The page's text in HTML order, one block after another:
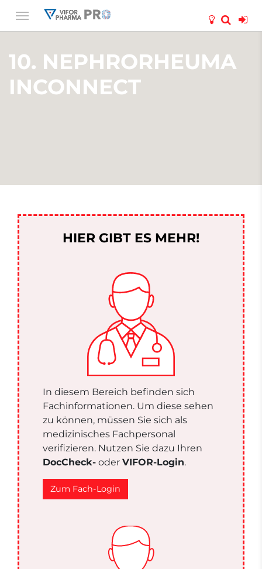
10. NEPHRORHEUMA
INCONNECT
HIER GIBT ES MEHR!
In diesem Bereich befinden sich
Fachinformationen. Um diese sehen
zu können, müssen Sie sich als
medizinisches Fachpersonal
verifizieren. Nutzen Sie dazu Ihren
DocCheck- oder VIFOR-Login.
Zum Fach-Login